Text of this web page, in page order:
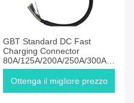
GBT Standard DC Fast
Charging Connector
80A/125A/200A/250A/300A
1000V EV Plug con cavo da
5 metri per accessori EV
Ottenga il migliore prezzo